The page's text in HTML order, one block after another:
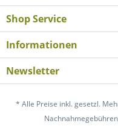
Shop Service
Informationen
Newsletter
* Alle Preise inkl. gesetzl.